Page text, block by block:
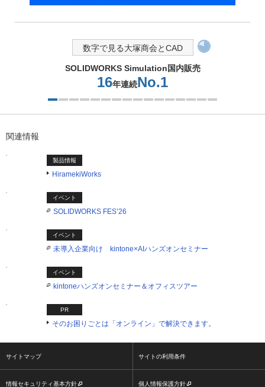
数字で見る大塚商会とCAD
SOLIDWORKS Simulation国内販売
16年連続No.1
関連情報
製品情報
HiramekiWorks
イベント
SOLIDWORKS FES’26
イベント
未導入企業向け kintone×AIハンズオンセミナー
イベント
kintoneハンズオンセミナー＆オフィスツアー
PR
そのお困りごとは「オンライン」で解決できます。
サイトマップ サイトの利用条件
情報セキュリティ基本方針 個人情報保護方針